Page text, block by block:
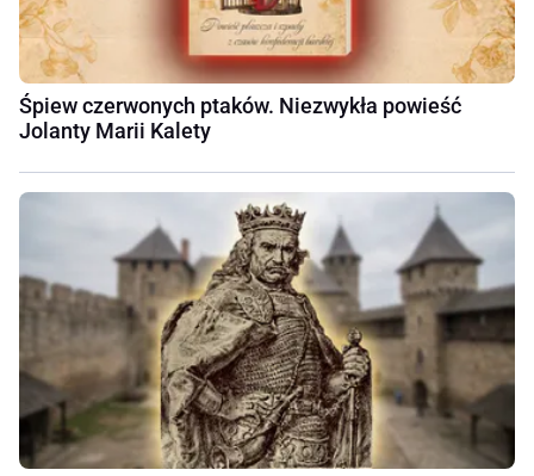
Śpiew czerwonych ptaków. Niezwykła powieść
Jolanty Marii Kalety